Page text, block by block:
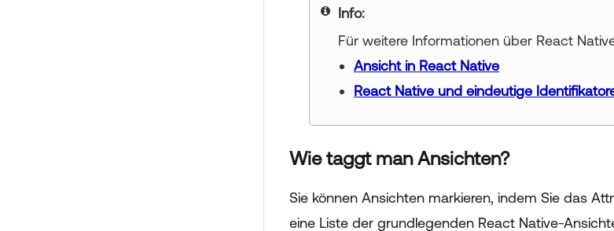
your title goes here
Für weitere Informationen über React
Ansicht in React Native
React Native und eindeutige
Wie taggt man Ansichten?
Sie können Ansichten markieren, indem Sie das
eine Liste der grundlegenden React Native-